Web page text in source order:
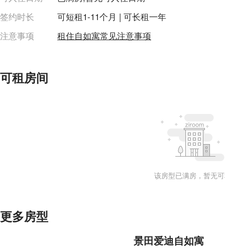
签约时长
可短租1-11个月 | 可长租一年
注意事项
租住自如寓常见注意事项
可租房间
该房型已满房，暂无
更多房型
景田爱迪自如寓